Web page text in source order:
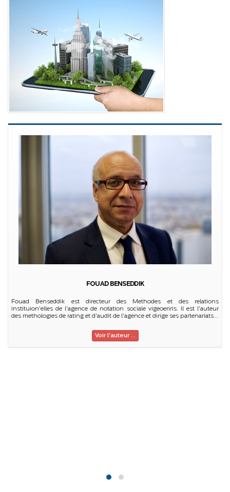
FOUAD BENSEDDIK
Fouad Benseddik est directeur des Methodes et des relations
instituion'elles de l'agence de notation sociale vigeoeriris. Il est l'auteur
des methologies de rating et d'audit de l'agence et dirige ses partenariats...
Voir l'auteur ...